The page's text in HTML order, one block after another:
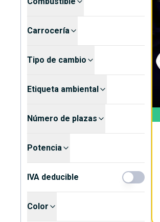
Carrocería
Tipo de cambio
Etiqueta ambiental
Número de plazas
Potencia
IVA deducible
Color